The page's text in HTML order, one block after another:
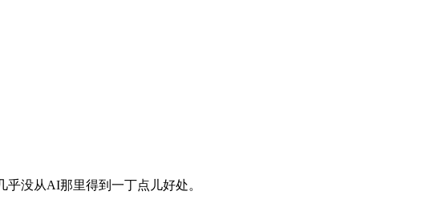
没从AI那里得到一丁点儿好处。